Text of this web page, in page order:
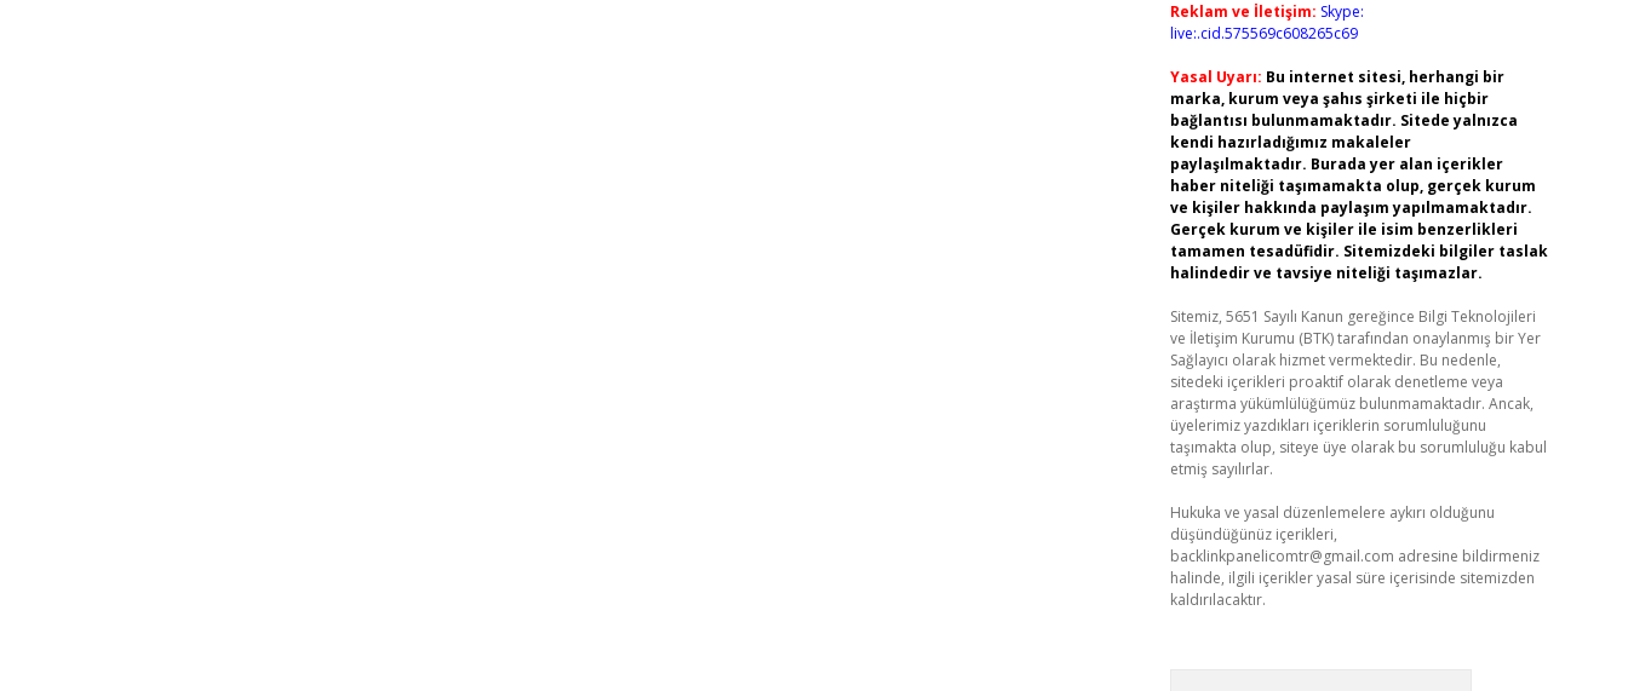
Reklam ve İletişim: Skype:
live:.cid.575569c608265c69
Yasal Uyarı: Bu internet sitesi, herhangi bir
marka, kurum veya şahıs şirketi ile hiçbir
bağlantısı bulunmamaktadır. Sitede yalnızca
kendi hazırladığımız makaleler
paylaşılmaktadır. Burada yer alan içerikler
haber niteliği taşımamakta olup, gerçek kurum
ve kişiler hakkında paylaşım yapılmamaktadır.
Gerçek kurum ve kişiler ile isim benzerlikleri
tamamen tesadüfidir. Sitemizdeki bilgiler taslak
halindedir ve tavsiye niteliği taşımazlar.
Sitemiz, 5651 Sayılı Kanun gereğince Bilgi Teknolojileri
ve İletişim Kurumu (BTK) tarafından onaylanmış bir Yer
Sağlayıcı olarak hizmet vermektedir. Bu nedenle,
sitedeki içerikleri proaktif olarak denetleme veya
araştırma yükümlülüğümüz bulunmamaktadır. Ancak,
üyelerimiz yazdıkları içeriklerin sorumluluğunu
taşımakta olup, siteye üye olarak bu sorumluluğu kabul
etmiş sayılırlar.
Hukuka ve yasal düzenlemelere aykırı olduğunu
düşündüğünüz içerikleri,
backlinkpanelicomtr@gmail.com adresine bildirmeniz
halinde, ilgili içerikler yasal süre içerisinde sitemizden
kaldırılacaktır.